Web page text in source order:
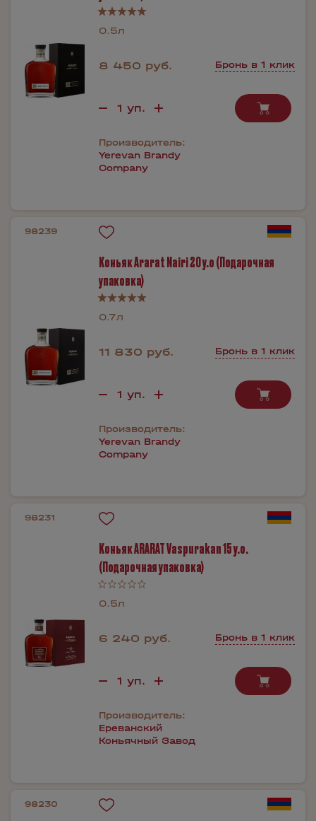
0.5л
8 450 руб. Бронь в 1 клик
Производитель:
Yerevan Brandy
Company
98239
Коньяк Ararat Nairi 20 y.o (Подарочная
упаковка)
0.7л
11 830 руб. Бронь в 1 клик
Производитель:
Yerevan Brandy
Company
98231
Коньяк ARARAT Vaspurakan 15 y.o.
(Подарочная упаковка)
0.5л
6 240 руб. Бронь в 1 клик
Производитель:
Ереванский
Коньячный Завод
98230